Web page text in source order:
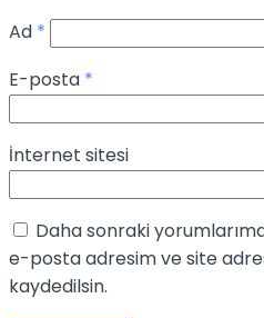
Ad *
E-posta *
İnternet sitesi
Daha sonraki
e-posta adresim ve site
kaydedilsin.